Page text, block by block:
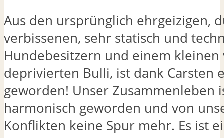
Aus den ursprünglich ehrgeizigen,
verbissenen, sehr statisch und
Hundebesitzern und einem
deprivierten Bulli, ist dank Carsten
geworden! Unser Zusammenleben
harmonisch geworden und von
Konflikten keine Spur mehr. Es ist